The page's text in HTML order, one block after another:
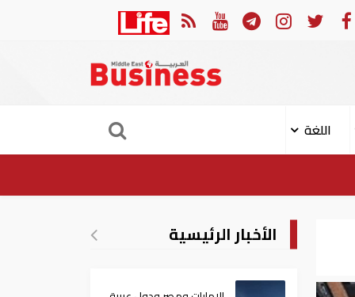
النصف الأول.. رأس الخيمة تجذب استثمارات تتجاوز 771 مليون درهم
اللغة
الأخبار الرئيسية